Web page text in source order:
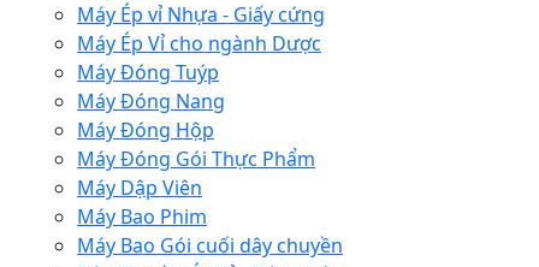
Máy Ép vỉ Nhựa - Giấy cứng
Máy Ép Vỉ cho ngành Dược
Máy Đóng Tuýp
Máy Đóng Nang
Máy Đóng Hộp
Máy Đóng Gói Thực Phẩm
Máy Dập Viên
Máy Bao Phim
Máy Bao Gói cuối dây chuyền